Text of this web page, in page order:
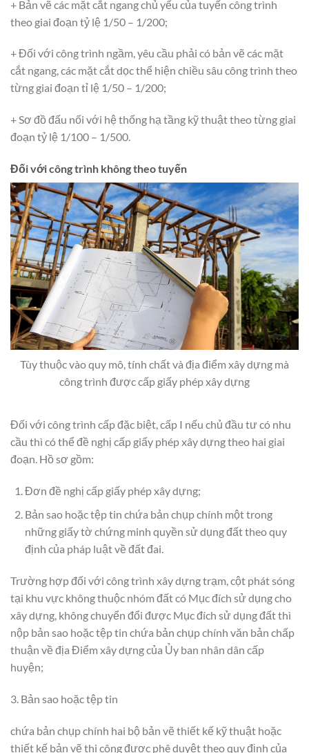
+ Bản vẽ các mặt cắt ngang chủ yếu của tuyến công trình
theo giai đoạn tỷ lệ 1/50 – 1/200;
+ Đối với công trình ngầm, yêu cầu phải có bản vẽ các mặt
cắt ngang, các mặt cắt dọc thể hiện chiều sâu công trình theo
từng giai đoạn tỉ lệ 1/50 – 1/200;
+ Sơ đồ đấu nối với hệ thống hạ tầng kỹ thuật theo từng giai
đoạn tỷ lệ 1/100 – 1/500.
Đối với công trình không theo tuyến
Tùy thuộc vào quy mô, tính chất và địa điểm xây dựng mà
công trình được cấp giấy phép xây dựng
Đối với công trình cấp đặc biệt, cấp I nếu chủ đầu tư có nhu
cầu thì có thể đề nghị cấp giấy phép xây dựng theo hai giai
đoạn. Hồ sơ gồm:
Đơn đề nghị cấp giấy phép xây dựng;
Bản sao hoặc tệp tin chứa bản chụp chính một trong
những giấy tờ chứng minh quyền sử dụng đất theo quy
định của pháp luật về đất đai.
Trường hợp đối với công trình xây dựng trạm, cột phát sóng
tại khu vực không thuộc nhóm đất có Mục đích sử dụng cho
xây dựng, không chuyển đổi được Mục đích sử dụng đất thì
nộp bản sao hoặc tệp tin chứa bản chụp chính văn bản chấp
thuận về địa Điểm xây dựng của Ủy ban nhân dân cấp
huyện;
3. Bản sao hoặc tệp tin
chứa bản chụp chính hai bộ bản vẽ thiết kế kỹ thuật hoặc
thiết kế bản vẽ thi công được phê duyệt theo quy định của